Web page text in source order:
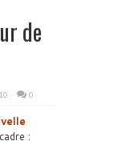
de
0
: